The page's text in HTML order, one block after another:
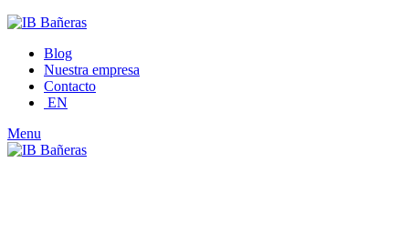
Blog
Nuestra empresa
Contacto
EN
Menu